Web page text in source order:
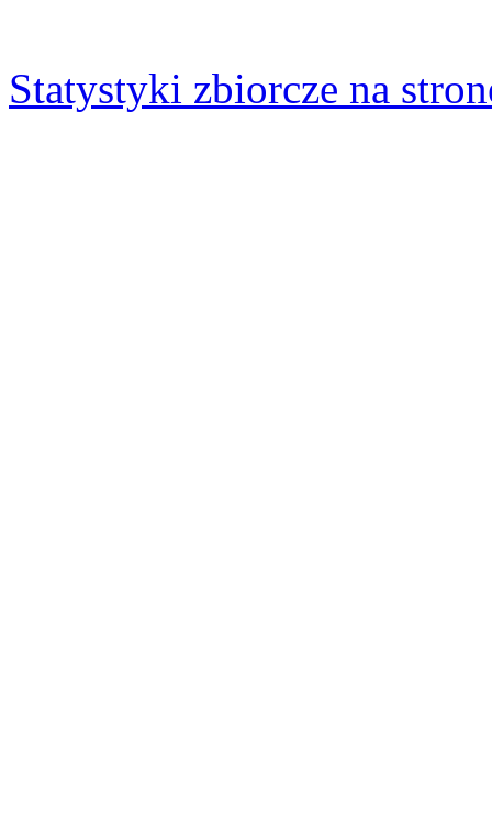
Statystyki zbiorcze na